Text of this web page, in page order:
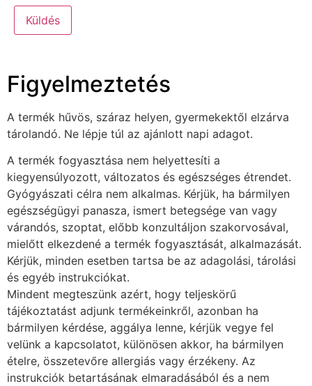
Figyelmeztetés
A termék hűvös, száraz helyen, gyermekektől elzárva
tárolandó. Ne lépje túl az ajánlott napi adagot.
A termék fogyasztása nem helyettesíti a
kiegyensúlyozott, változatos és egészséges étrendet.
Gyógyászati célra nem alkalmas. Kérjük, ha bármilyen
egészségügyi panasza, ismert betegsége van vagy
várandós, szoptat, előbb konzultáljon szakorvosával,
mielőtt elkezdené a termék fogyasztását, alkalmazását.
Kérjük, minden esetben tartsa be az adagolási, tárolási
és egyéb instrukciókat.
Mindent megteszünk azért, hogy teljeskörű
tájékoztatást adjunk termékeinkről, azonban ha
bármilyen kérdése, aggálya lenne, kérjük vegye fel
velünk a kapcsolatot, különösen akkor, ha bármilyen
ételre, összetevőre allergiás vagy érzékeny. Az
instrukciók betartásának elmaradásából és a nem